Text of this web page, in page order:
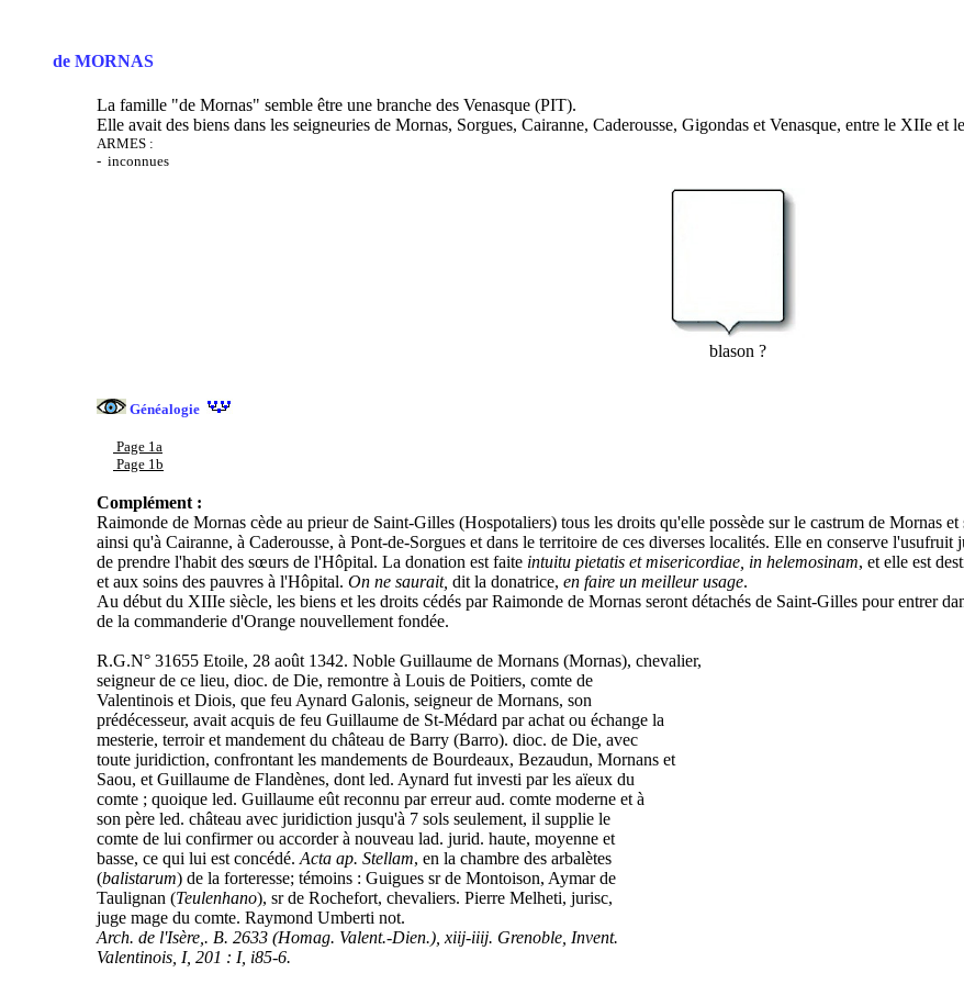
de MORNAS
La famille "de Mornas" semble être une branche des Venasque (PIT).
Elle avait des biens dans les seigneuries de Mornas, Sorgues, Cairanne, Caderousse, Gigondas et Venasque, entre le XIIe et
ARMES :
- inconnues
blason ?
Généalogie
Page 1a
Page 1b
Complément :
Raimonde de Mornas cède au prieur de Saint-Gilles (Hospotaliers) tous les droits qu'elle possède sur le castrum de Mornas
ainsi qu'à Cairanne, à Caderousse, à Pont-de-Sorgues et dans le territoire de ces diverses localités. Elle en conserve l'usufruit
de prendre l'habit des sœurs de l'Hôpital. La donation est faite intuitu pietatis et misericordiae, in helemosinam, et elle est
et aux soins des pauvres à l'Hôpital. On ne saurait, dit la donatrice, en faire un meilleur usage.
Au début du XIIIe siècle, les biens et les droits cédés par Raimonde de Mornas seront détachés de Saint-Gilles pour entrer
de la commanderie d'Orange nouvellement fondée.
R.G.N° 31655 Etoile, 28 août 1342. Noble Guillaume de Mornans (Mornas), chevalier,
seigneur de ce lieu, dioc. de Die, remontre à Louis de Poitiers, comte de
Valentinois et Diois, que feu Aynard Galonis, seigneur de Mornans, son
prédécesseur, avait acquis de feu Guillaume de St-Médard par achat ou échange la
mesterie, terroir et mandement du château de Barry (Barro). dioc. de Die, avec
toute juridiction, confrontant les mandements de Bourdeaux, Bezaudun, Mornans et
Saou, et Guillaume de Flandènes, dont led. Aynard fut investi par les aïeux du
comte ; quoique led. Guillaume eût reconnu par erreur aud. comte moderne et à
son père led. château avec juridiction jusqu'à 7 sols seulement, il supplie le
comte de lui confirmer ou accorder à nouveau lad. jurid. haute, moyenne et
basse, ce qui lui est concédé. Acta ap. Stellam, en la chambre des arbalètes
(balistarum) de la forteresse; témoins : Guigues sr de Montoison, Aymar de
Taulignan (Teulenhano), sr de Rochefort, chevaliers. Pierre Melheti, jurisc,
juge mage du comte. Raymond Umberti not.
Arch. de l'Isère,. B. 2633 (Homag. Valent.-Dien.), xiij-iiij. Grenoble, Invent.
Valentinois, I, 201 : I, i85-6.